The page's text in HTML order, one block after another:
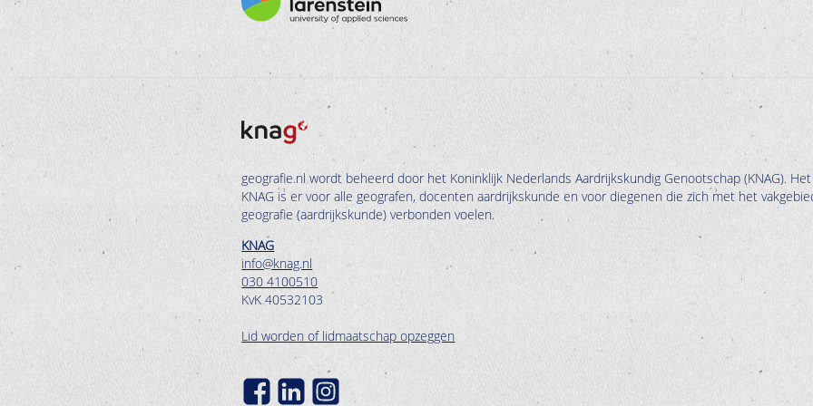
geografie.nl wordt beheerd door het Koninklijk Nederlands Aardrijkskundig Genootschap (KNAG). Het
KNAG is er voor alle geografen, docenten aardrijkskunde en voor diegenen die zich met het
geografie (aardrijkskunde) verbonden voelen.
KNAG
info@knag.nl
030 4100510
KvK 40532103
Lid worden of lidmaatschap opzeggen